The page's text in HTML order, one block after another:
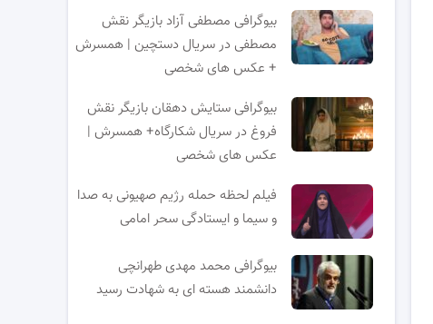
بیوگرافی مصطفی آزاد بازیگر نقش
مصطفی در سریال دستچین | همسرش
+ عکس های شخصی
بیوگرافی ستایش دهقان بازیگر نقش
فروغ در سریال شکارگاه+ همسرش |
عکس های شخصی
فیلم لحظه حمله رژیم صهیونی به صدا
و سیما و ایستادگی سحر امامی
بیوگرافی محمد مهدی طهرانچی
دانشمند هسته ای به شهادت رسید